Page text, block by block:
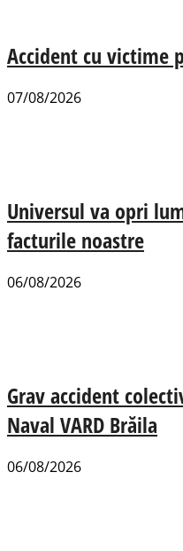
Accident cu victime
07/08/2026
Universul va opri
facturile noastre
06/08/2026
Grav accident
Naval VARD Brăila
06/08/2026